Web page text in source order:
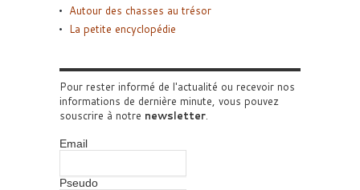
Autour des chasses au trésor
La petite encyclopédie
Pour rester informé de l'actualité ou recevoir nos
informations de dernière minute, vous pouvez
souscrire à notre newsletter.
Email
Pseudo